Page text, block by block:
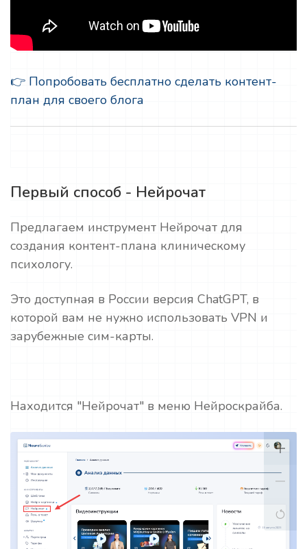
👉 Попробовать бесплатно сделать контент-
план для своего блога
Первый способ - Нейрочат
Предлагаем инструмент Нейрочат для
создания контент-плана клиническому
психологу.
Это доступная в России версия ChatGPT, в
которой вам не нужно использовать VPN и
зарубежные сим-карты.
Находится "Нейрочат" в меню Нейроскрайба.